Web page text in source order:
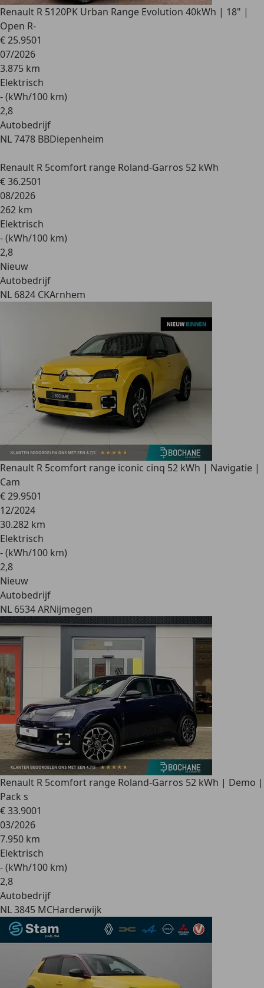
Renault R 5120PK Urban Range Evolution 40kWh | 18" |
Open R-
€ 25.9501
07/2026
3.875 km
Elektrisch
- (kWh/100 km)
2,8
Autobedrijf
NL 7478 BBDiepenheim
Renault R 5comfort range Roland-Garros 52 kWh
€ 36.2501
08/2026
262 km
Elektrisch
- (kWh/100 km)
2,8
Nieuw
Autobedrijf
NL 6824 CKArnhem
Renault R 5comfort range iconic cinq 52 kWh | Navigatie |
Cam
€ 29.9501
12/2024
30.282 km
Elektrisch
- (kWh/100 km)
2,8
Nieuw
Autobedrijf
NL 6534 ARNijmegen
Renault R 5comfort range Roland-Garros 52 kWh | Demo |
Pack s
€ 33.9001
03/2026
7.950 km
Elektrisch
- (kWh/100 km)
2,8
Autobedrijf
NL 3845 MCHarderwijk